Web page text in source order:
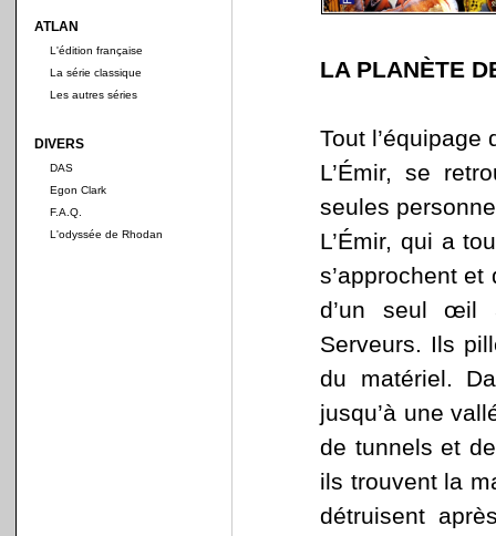
ATLAN
L'édition française
La série classique
Les autres séries
DIVERS
DAS
Egon Clark
F.A.Q.
L'odyssée de Rhodan
LA PLANÈTE
Tout l’équipage
L’Émir, se
seules
L’Émir, qui a
s’approchent
d’un seul œil
Serveurs. Ils
du matériel.
jusqu’à une
de tunnels et
ils trouvent la
détruisent